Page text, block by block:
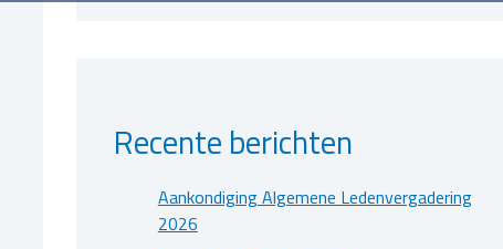
Recente berichten
Aankondiging Algemene Ledenvergadering
2026